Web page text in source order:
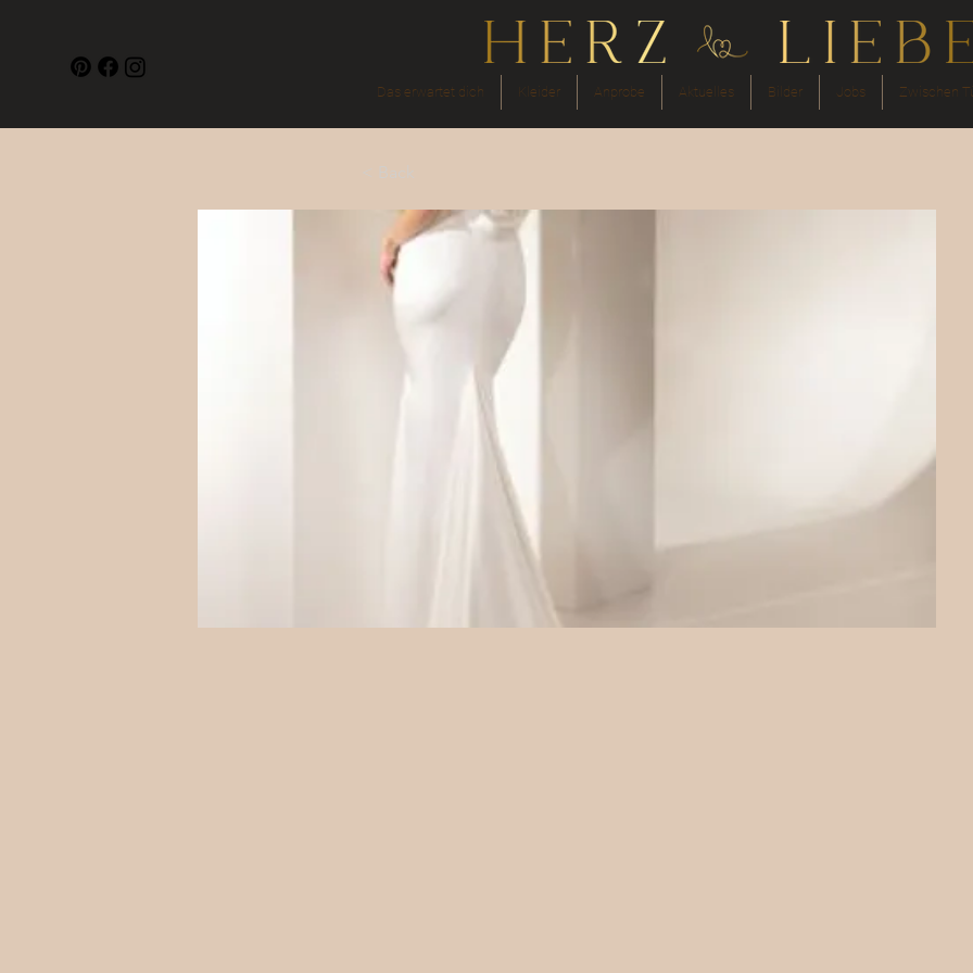
Das erwartet dich Kleider Anprobe Aktuelles Bilder Jobs Zwischen